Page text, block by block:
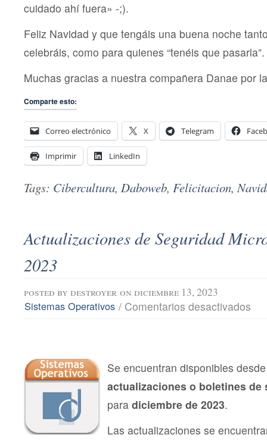
cuidado ahí fuera» -;).
Feliz Navidad y que tengáis una buena noche
celebráis, como para quienes “tenéis que pasarla”.
Muchas gracias a nuestra compañera Danae por
Comparte esto:
Correo electrónico X Telegram
Imprimir LinkedIn
Tags: Cibercultura, Daboweb, Felicitacion,
Actualizaciones de Seguridad
2023
posted by destroyer on diciembre 13, 2023
Sistemas Operativos / Comentarios desactivados
2023
Se encuentran disponibles
actualizaciones o boletines de
para diciembre de 2023.
Las actualizaciones se